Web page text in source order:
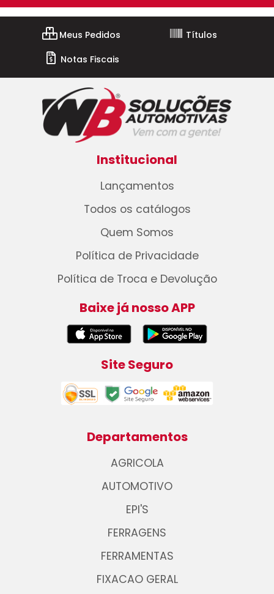
Meus Pedidos
Títulos
Notas Fiscais
Institucional
Lançamentos
Todos os catálogos
Quem Somos
Política de Privacidade
Política de Troca e Devolução
Baixe já nosso APP
Site Seguro
Departamentos
AGRICOLA
AUTOMOTIVO
EPI'S
FERRAGENS
FERRAMENTAS
FIXACAO GERAL